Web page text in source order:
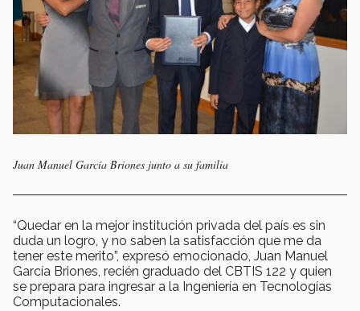
Juan Manuel García Briones junto a su familia
“Quedar en la mejor institución privada del país es sin
duda un logro, y no saben la satisfacción que me da
tener este merito”, expresó emocionado, Juan Manuel
García Briones, recién graduado del CBTIS 122 y quien
se prepara para ingresar a la Ingeniería en Tecnologías
Computacionales.